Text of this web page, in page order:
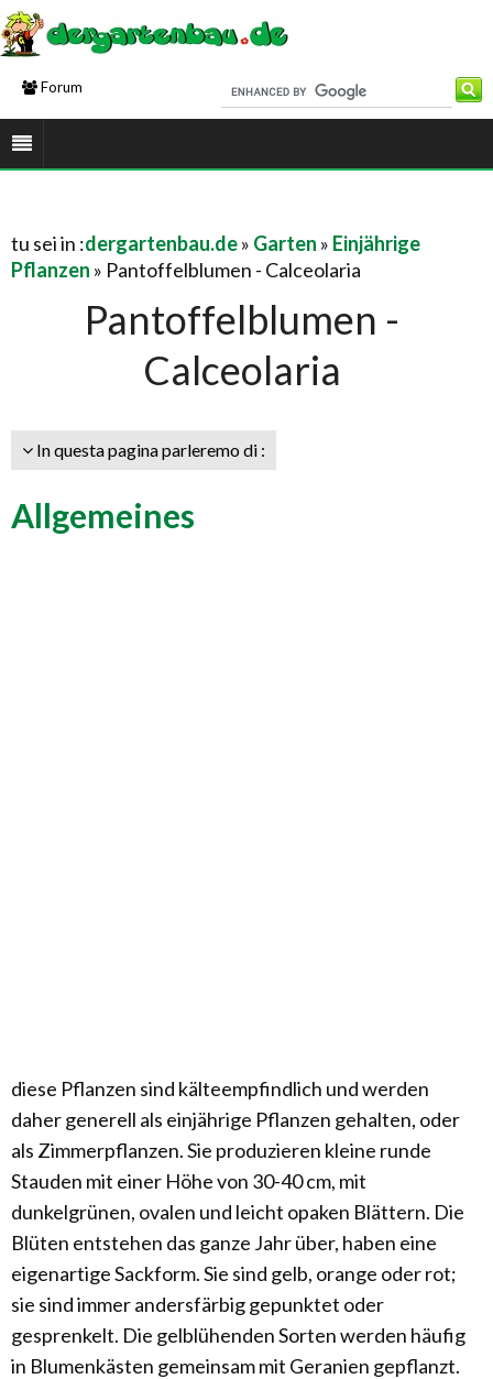
Forum
tu sei in :dergartenbau.de» Garten » Einjährige
Pflanzen » Pantoffelblumen - Calceolaria
Pantoffelblumen -
Calceolaria
In questa pagina parleremo di :
Allgemeines
diese Pflanzen sind kälteempfindlich und werden
daher generell als einjährige Pflanzen gehalten, oder
als Zimmerpflanzen. Sie produzieren kleine runde
Stauden mit einer Höhe von 30-40 cm, mit
dunkelgrünen, ovalen und leicht opaken Blättern. Die
Blüten entstehen das ganze Jahr über, haben eine
eigenartige Sackform. Sie sind gelb, orange oder rot;
sie sind immer andersfärbig gepunktet oder
gesprenkelt. Die gelblühenden Sorten werden häufig
in Blumenkästen gemeinsam mit Geranien gepflanzt.